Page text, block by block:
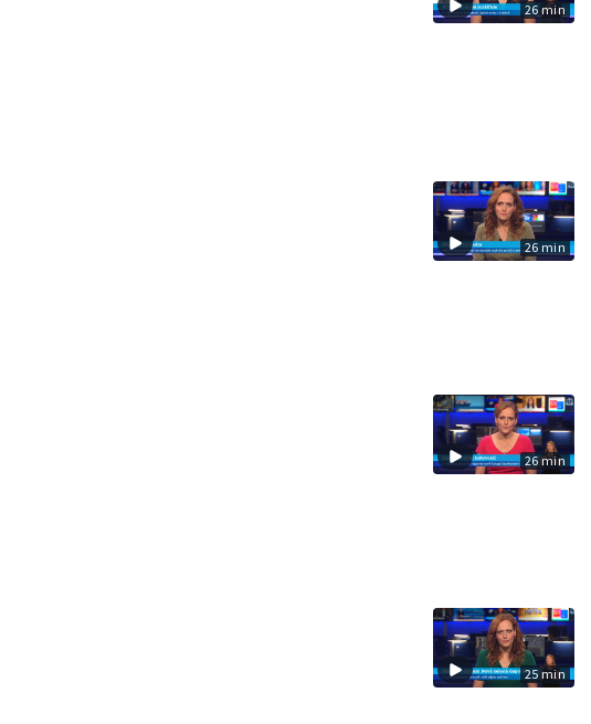
26 min
26 min
26 min
25 min